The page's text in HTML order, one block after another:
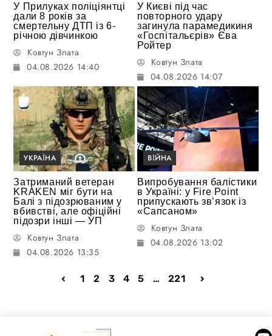
У Прилуках поліціянтці
дали 8 років за
смертельну ДТП із 6-
річною дівчинкою
Ковтун Злата
04.08.2026 14:40
У Києві під час
повторного удару
загинула парамедикиня
«Госпітальєрів» Єва
Ройтер
Ковтун Злата
04.08.2026 14:07
УКРАЇНА
Затриманий ветеран
KRAKEN міг бути на
Балі з підозрюваним у
вбивстві, але офіційні
підозри інші — УП
Ковтун Злата
04.08.2026 13:35
ВІЙНА
Випробування балістики
в Україні: у Fire Point
припускають зв’язок із
«Сапсаном»
Ковтун Злата
04.08.2026 13:02
1 2 3 4 5 … 221